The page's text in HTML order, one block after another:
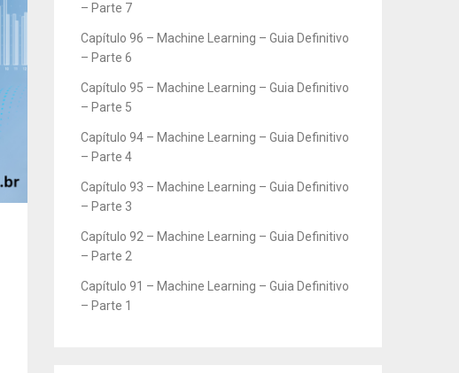
– Parte 7
Capítulo 96 – Machine Learning – Guia Definitivo
– Parte 6
Capítulo 95 – Machine Learning – Guia Definitivo
– Parte 5
Capítulo 94 – Machine Learning – Guia Definitivo
– Parte 4
Capítulo 93 – Machine Learning – Guia Definitivo
– Parte 3
Capítulo 92 – Machine Learning – Guia Definitivo
– Parte 2
Capítulo 91 – Machine Learning – Guia Definitivo
– Parte 1